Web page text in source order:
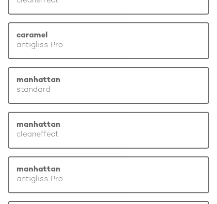
caramel
antigliss Pro
manhattan
standard
manhattan
cleaneffect
manhattan
antigliss Pro